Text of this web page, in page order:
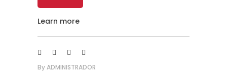
Learn more
ByADMINISTRADOR